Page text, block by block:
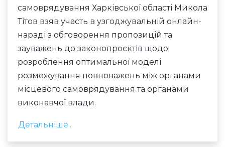
самоврядування Харківської області Микола
Тітов взяв участь в узгоджувальній онлайн-
нараді з обговорення пропозицій та
зауважень до законопроєктів щодо
розроблення оптимальної моделі
розмежування повноважень між органами
місцевого самоврядування та органами
виконавчої влади.
Детальніше...